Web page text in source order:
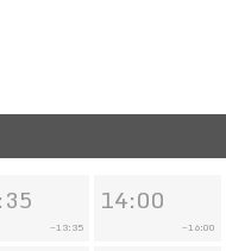
~13:35
14:00
~16:00